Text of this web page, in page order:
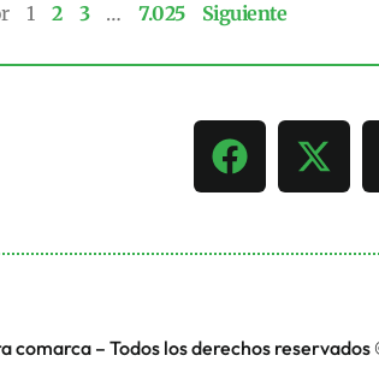
1 2 3 … 7.025 Siguiente
comarca – Todos los derechos